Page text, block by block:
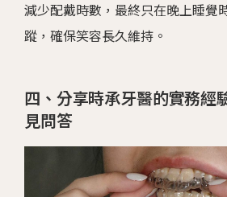
減少配戴時數，最終只在晚上睡覺
蹤，確保笑容長久維持。
四、分享時承牙醫的實務經
見問答